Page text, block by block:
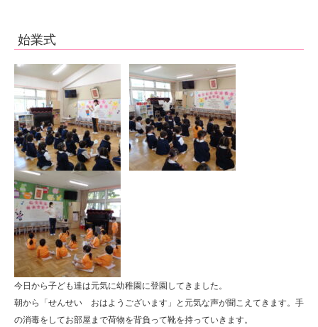
始業式
今日から子ども達は元気に幼稚園に登園してきました。
朝から「せんせい おはようございます」と元気な声が聞こえてきます。手
の消毒をしてお部屋まで荷物を背負って靴を持っていきます。